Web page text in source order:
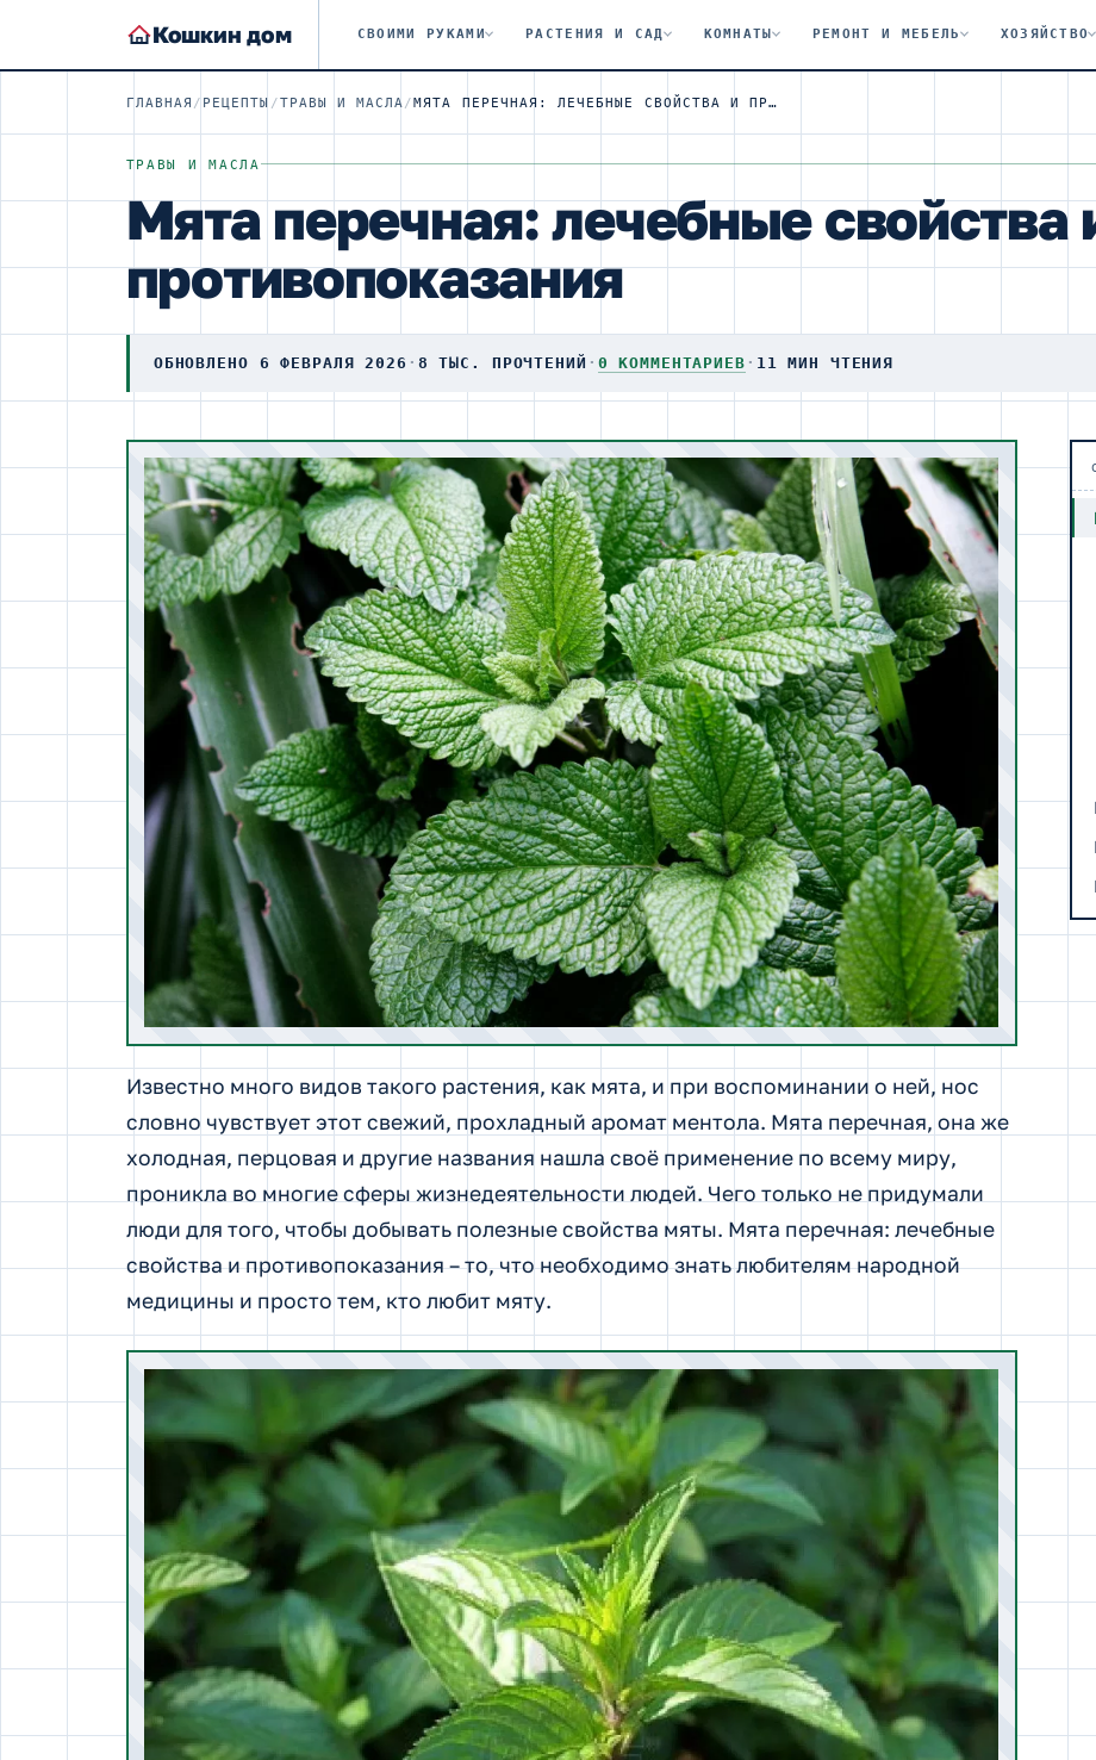
Кошкин дом СВОИМИ РУКАМИ РАСТЕНИЯ И САД КОМНАТЫ РЕМОНТ И МЕБЕЛЬ ХОЗЯЙСТВО
ГЛАВНАЯ / РЕЦЕПТЫ /ТРАВЫ И МАСЛА / МЯТА ПЕРЕЧНАЯ: ЛЕЧЕБНЫЕ СВОЙСТВА И ПРОТИВОПОКАЗАНИЯ
ТРАВЫ И МАСЛА
Мята перечная: лечебные свойства
противопоказания
ОБНОВЛЕНО 6 ФЕВРАЛЯ 2026 · 8 ТЫС. ПРОЧТЕНИЙ · 0 КОММЕНТАРИЕВ · 11 МИН ЧТЕНИЯ
Известно много видов такого растения, как мята, и при воспоминании о ней, нос
словно чувствует этот свежий, прохладный аромат ментола. Мята перечная, она же
холодная, перцовая и другие названия нашла своё применение по всему миру,
проникла во многие сферы жизнедеятельности людей. Чего только не придумали
люди для того, чтобы добывать полезные свойства мяты. Мята перечная: лечебные
свойства и противопоказания – то, что необходимо знать любителям народной
медицины и просто тем, кто любит мяту.